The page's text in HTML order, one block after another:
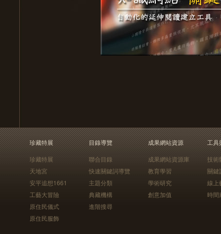
珍藏特展
珍藏特展
天地宮
安平追想1661
工藝大冒險
原住民儀式
原住民服飾
目錄導覽
聯合目錄
快速關鍵詞導覽
主題分類
典藏機構
進階搜尋
成果網站資源
成果網站資源庫
教育學習
學術研究
創意加值
工具
技術
關鍵
線上
時間